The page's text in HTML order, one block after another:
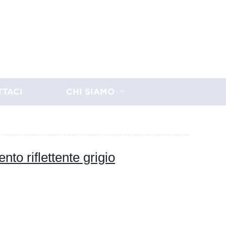
CHI SIAMO
riflettente grigio